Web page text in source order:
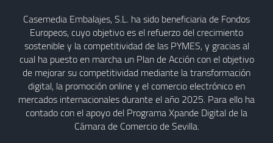
Casemedia Embalajes, S.L. ha sido beneficiaria de Fondos
Europeos, cuyo objetivo es el refuerzo del crecimiento
sostenible y la competitividad de las PYMES, y gracias al
cual ha puesto en marcha un Plan de Acción con el objetivo
de mejorar su competitividad mediante la transformación
digital, la promoción online y el comercio electrónico en
mercados internacionales durante el año 2025. Para ello ha
contado con el apoyo del Programa Xpande Digital de la
Cámara de Comercio de Sevilla.